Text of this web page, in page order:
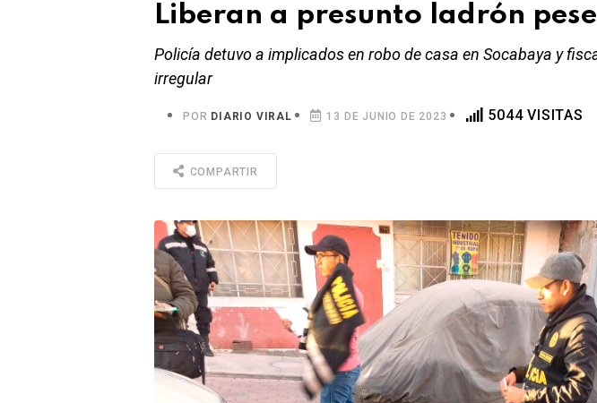
Liberan a presunto ladrón
Policía detuvo a implicados en robo de casa en Socabaya y
irregular
POR DIARIO VIRAL 13 DE JUNIO DE 2023 5044 VISITAS
COMPARTIR